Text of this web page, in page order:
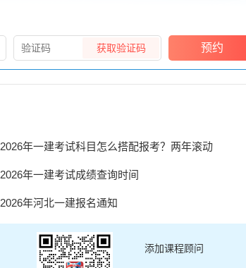
获取验证码 预约
2026年一建考试科目怎么搭配报考？两年滚动
2026年一建考试成绩查询时间
2026年河北一建报名通知
添加课程顾问